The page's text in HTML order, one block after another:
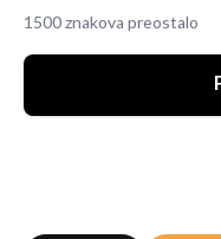
1500 znakova preostalo